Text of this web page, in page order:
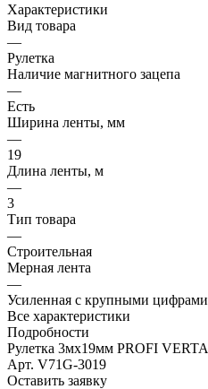
Характеристики
Вид товара
—
Рулетка
Наличие магнитного зацепа
—
Есть
Ширина ленты, мм
—
19
Длина ленты, м
—
3
Тип товара
—
Строительная
Мерная лента
—
Усиленная с крупными цифрами
Все характеристики
Подробности
Рулетка 3мх19мм PROFI VERTA
Арт. V71G-3019
Оставить заявку